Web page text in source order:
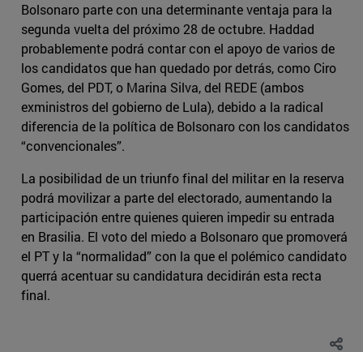
Bolsonaro parte con una determinante ventaja para la
segunda vuelta del próximo 28 de octubre. Haddad
probablemente podrá contar con el apoyo de varios de
los candidatos que han quedado por detrás, como Ciro
Gomes, del PDT, o Marina Silva, del REDE (ambos
exministros del gobierno de Lula), debido a la radical
diferencia de la política de Bolsonaro con los candidatos
“convencionales”.
La posibilidad de un triunfo final del militar en la reserva
podrá movilizar a parte del electorado, aumentando la
participación entre quienes quieren impedir su entrada
en Brasilia. El voto del miedo a Bolsonaro que promoverá
el PT y la “normalidad” con la que el polémico candidato
querrá acentuar su candidatura decidirán esta recta
final.